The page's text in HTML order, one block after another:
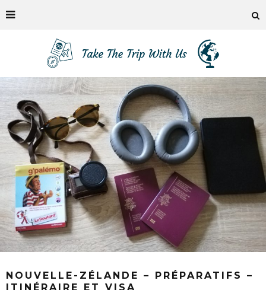
NOUVELLE-ZÉLANDE – PRÉPARATIFS –
ITINÉRAIRE ET VISA